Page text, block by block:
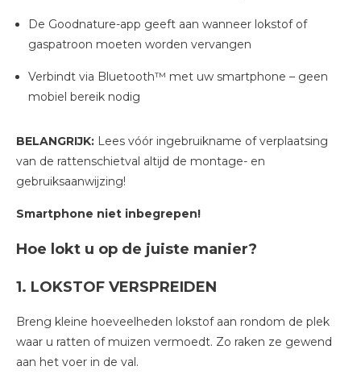
De Goodnature-app geeft aan wanneer lokstof of
gaspatroon moeten worden vervangen
Verbindt via Bluetooth™ met uw smartphone – geen
mobiel bereik nodig
BELANGRIJK: Lees vóór ingebruikname of verplaatsing
van de rattenschietval altijd de montage- en
gebruiksaanwijzing!
Smartphone niet inbegrepen!
Hoe lokt u op de juiste manier?
1. LOKSTOF VERSPREIDEN
Breng kleine hoeveelheden lokstof aan rondom de plek
waar u ratten of muizen vermoedt. Zo raken ze gewend
aan het voer in de val.